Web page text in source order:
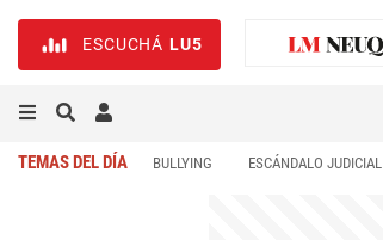
ESCUCHÁ LU5
TEMAS DEL DÍA BULLYING ESCÁNDALO JUDICIAL